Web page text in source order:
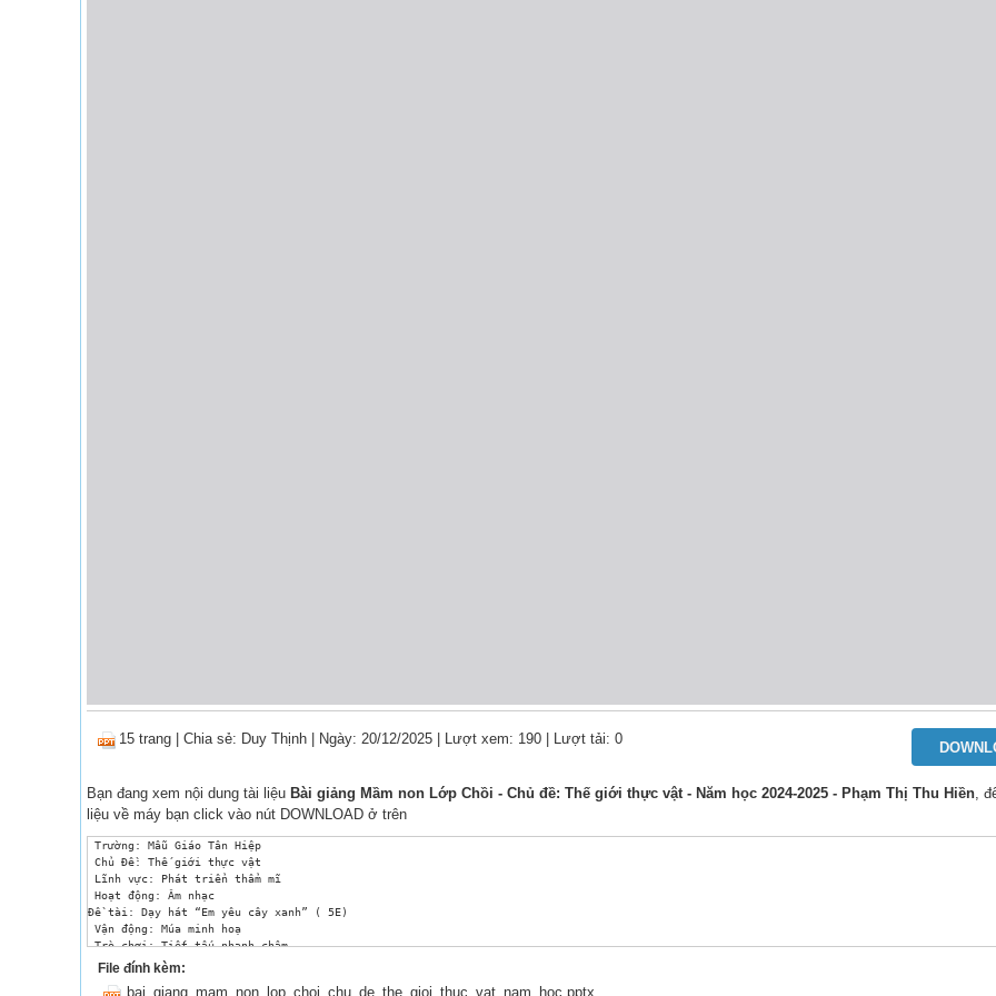
15 trang Chia sẻ: Duy Thịnh | Ngày: 20/12/2025 | Lượt xem: 190 | Lượt tải: 0
Bạn đang xem nội dung tài liệu Bài giảng Mầm non Lớp Chồi - Chủ đề: Thế giới thực vật - Năm học 2024-2025 - Phạm Thị Thu Hiền ,
liệu về máy bạn click vào nút DOWNLOAD ở trên
Trường: Mẫu Giáo Tân Hiệp
Chủ Đề: Thế giới thực vật
Lĩnh vực: Phát triển thẩm mĩ
Hoạt động: Âm nhạc
Đề tài: Dạy hát “Em yêu cây xanh” ( 5E)
Vận động: Múa minh hoạ
Trò chơi: Tiết tấu nhanh chậm
Giáo Viên: Phạm Thị Thu Hiền
File đính kèm:
bai_giang_mam_non_lop_choi_chu_de_the_gioi_thuc_vat_nam_hoc.pptx